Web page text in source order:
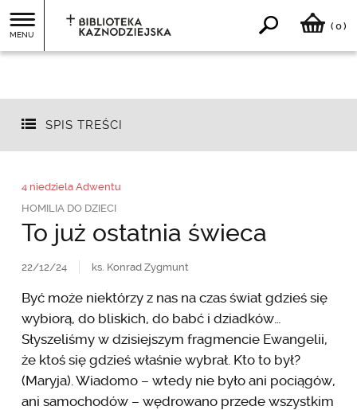
MENU
( 0)
SPIS TREŚCI
4 niedziela Adwentu
HOMILIA DO DZIECI
To już ostatnia świeca
22/12/24 ks. Konrad Zygmunt
Być może niektórzy z nas na czas świat gdzieś się
wybiorą, do bliskich, do babć i dziadków…
Słyszeliśmy w dzisiejszym fragmencie Ewangelii,
że ktoś się gdzieś właśnie wybrał. Kto to był?
(Maryja). Wiadomo – wtedy nie było ani pociągów,
ani samochodów – wędrowano przede wszystkim